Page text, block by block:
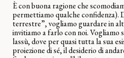
È con buona ragione che
permettiamo qualche confidenza).
terrestre”, vogliamo guardare in
invitiamo a farlo con noi. Vogliamo
lassù, dove per quasi tutta la sua
proiezione di sé, il desiderio di